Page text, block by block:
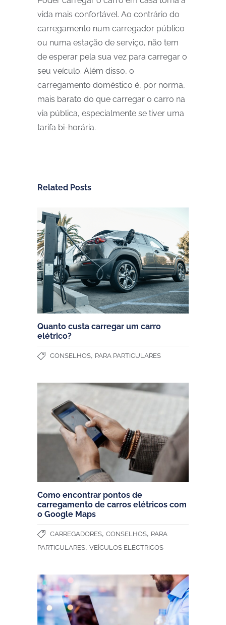
vida mais confortável. Ao contrário do
carregamento num carregador público
ou numa estação de serviço, não tem
de esperar pela sua vez para carregar o
seu veículo. Além disso, o
carregamento doméstico é, por norma,
mais barato do que carregar o carro na
via pública, especialmente se tiver uma
tarifa bi-horária.
Related Posts
Quanto custa carregar um carro
elétrico?
CONSELHOS, PARA PARTICULARES
Como encontrar pontos de
carregamento de carros elétricos com
o Google Maps
CARREGADORES, CONSELHOS, PARA
PARTICULARES, VEÍCULOS ELÉCTRICOS